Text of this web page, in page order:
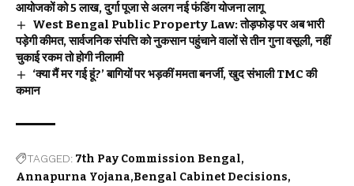
आयोजकों को 5 लाख, दुर्गा पूजा से अलग नई फंडिंग योजना लागू
West Bengal Public Property Law: तोड़फोड़ पर अब भारी
पड़ेगी कीमत, सार्वजनिक संपत्ति को नुकसान पहुंचाने वालों से तीन गुना वसूली, नहीं
चुकाई रकम तो होगी नीलामी
‘क्या मैं मर गई हूं?’ बागियों पर भड़कीं ममता बनर्जी, खुद संभाली TMC की
कमान
TAGGED: 7th Pay Commission Bengal
Annapurna Yojana Bengal Cabinet Decisions